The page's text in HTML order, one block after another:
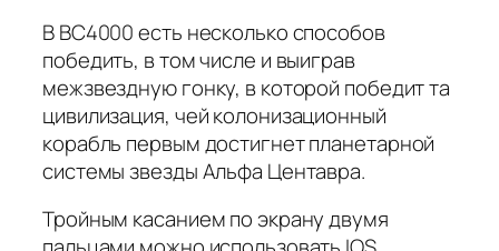
В BC4000 есть несколько способов
победить, в том числе и выиграв
межзвездную гонку, в которой победит та
цивилизация, чей колонизационный
корабль первым достигнет планетарной
системы звезды Альфа Центавра.
Тройным касанием по экрану двумя